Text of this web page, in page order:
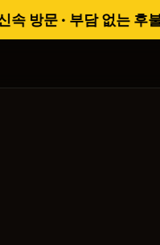
· 부담 없는 후불제 ✨